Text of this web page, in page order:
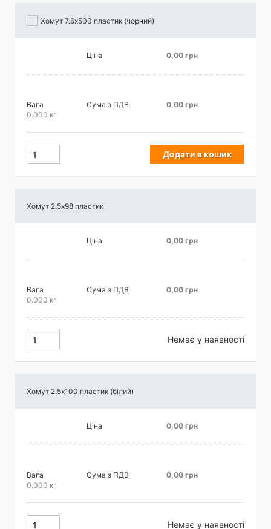
Хомут 7.6х500 пластик (чорний)
Ціна 0,00 грн
Вага
0.000 кг
Сума з ПДВ 0,00 грн
Додати в кошик
Хомут 2.5х98 пластик
Ціна 0,00 грн
Вага
0.000 кг
Сума з ПДВ 0,00 грн
Немає у наявності
Хомут 2.5х100 пластик (білий)
Ціна 0,00 грн
Вага
0.000 кг
Сума з ПДВ 0,00 грн
Немає у наявності